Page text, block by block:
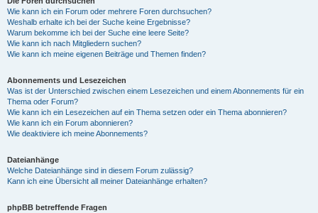
Wie kann ich ein Forum oder mehrere Foren durchsuchen?
Weshalb erhalte ich bei der Suche keine Ergebnisse?
Warum bekomme ich bei der Suche eine leere Seite?
Wie kann ich nach Mitgliedern suchen?
Wie kann ich meine eigenen Beiträge und Themen finden?
Abonnements und Lesezeichen
Was ist der Unterschied zwischen einem Lesezeichen und einem Abonnements für ein
Thema oder Forum?
Wie kann ich ein Lesezeichen auf ein Thema setzen oder ein Thema abonnieren?
Wie kann ich ein Forum abonnieren?
Wie deaktiviere ich meine Abonnements?
Dateianhänge
Welche Dateianhänge sind in diesem Forum zulässig?
Kann ich eine Übersicht all meiner Dateianhänge erhalten?
phpBB betreffende Fragen